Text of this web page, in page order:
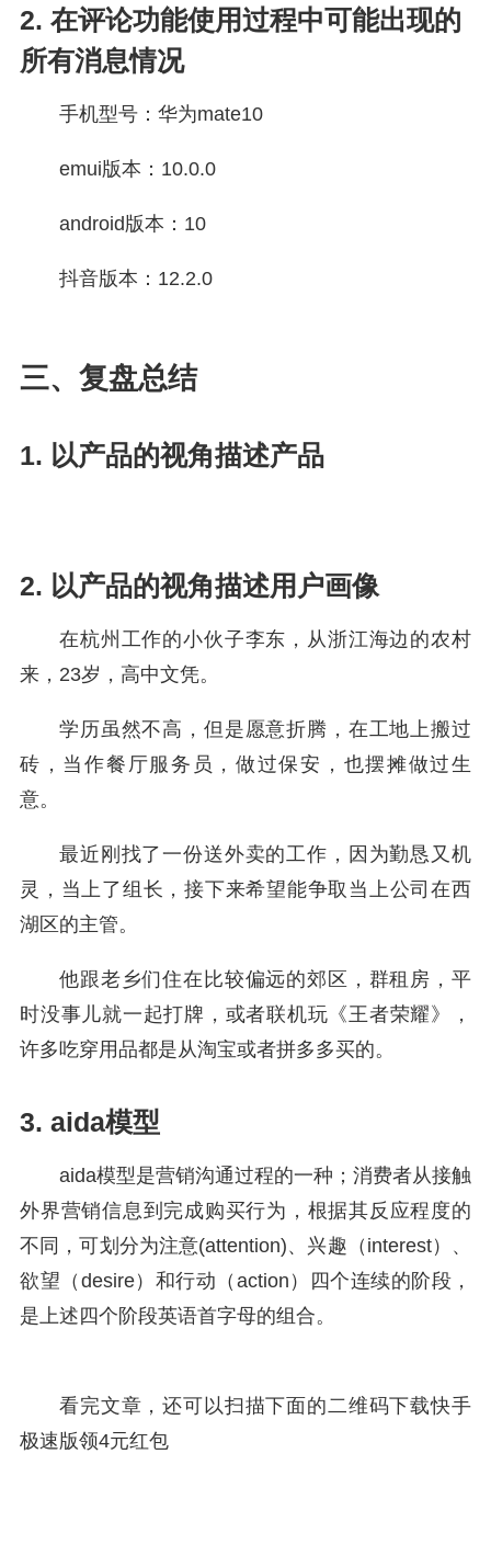
2. 在评论功能使用过程中可能出现的
所有消息情况
手机型号：华为mate10
emui版本：10.0.0
android版本：10
抖音版本：12.2.0
三、复盘总结
1. 以产品的视角描述产品
2. 以产品的视角描述用户画像
在杭州工作的小伙子李东，从浙江海边的农村
来，23岁，高中文凭。
学历虽然不高，但是愿意折腾，在工地上搬过
砖，当作餐厅服务员，做过保安，也摆摊做过生
意。
最近刚找了一份送外卖的工作，因为勤恳又机
灵，当上了组长，接下来希望能争取当上公司在西
湖区的主管。
他跟老乡们住在比较偏远的郊区，群租房，平
时没事儿就一起打牌，或者联机玩《王者荣耀》，
许多吃穿用品都是从淘宝或者拼多多买的。
3. aida模型
aida模型是营销沟通过程的一种；消费者从接触
外界营销信息到完成购买行为，根据其反应程度的
不同，可划分为注意(attention)、兴趣（interest）、
欲望（desire）和行动（action）四个连续的阶段，
是上述四个阶段英语首字母的组合。
看完文章，还可以扫描下面的二维码下载快手
极速版领4元红包